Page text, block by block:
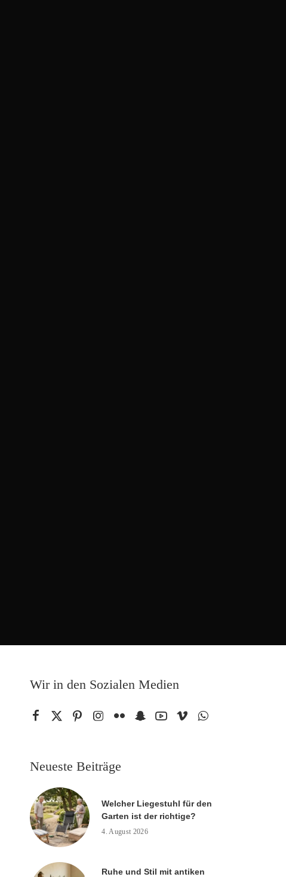
Wir in den Sozialen Medien
Neueste Beiträge
Welcher Liegestuhl für den
Garten ist der richtige?
4. August 2026
Ruhe und Stil mit antiken